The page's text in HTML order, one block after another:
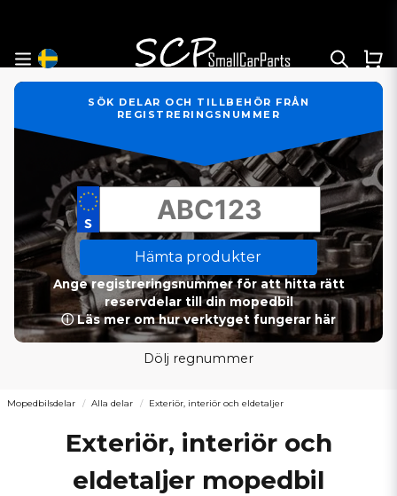
SÖK DELAR OCH TILLBEHÖR FRÅN
REGISTRERINGSNUMMER
Hämta produkter
Ange registreringsnummer för att hitta rätt
reservdelar till din mopedbil
ⓘ Läs mer om hur verktyget fungerar här
Dölj regnummer
Mopedbilsdelar Alla delar Exteriör, interiör och eldetaljer
Exteriör, interiör och
eldetaljer mopedbil